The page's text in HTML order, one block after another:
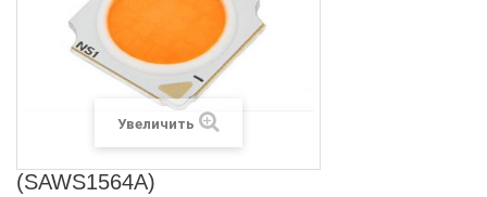
Увеличить
(SAWS1564A)